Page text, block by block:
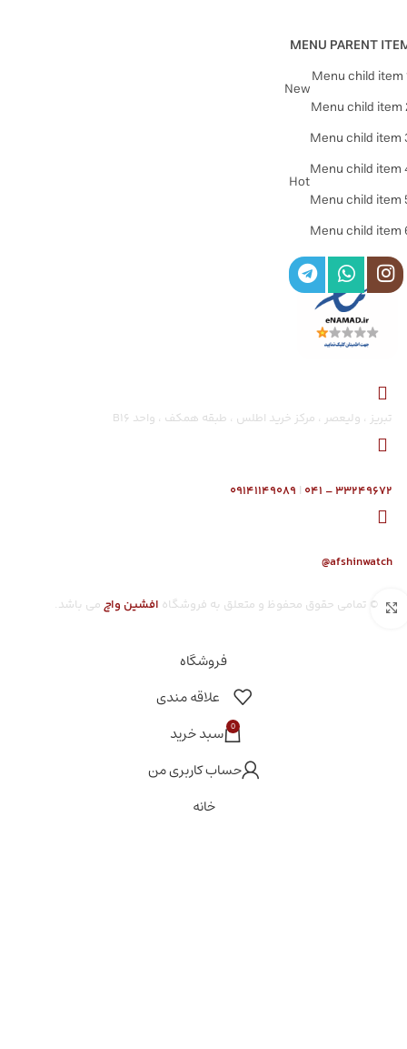
بزرگنمایی تصویر
MENU PARENT
Menu child item
Menu child item
New
Menu child item
Menu child item
Menu child item
Hot
Menu child item
تبریز ، ولیعصر ، مرکز خرید اطلس ، طبقه همکف ، واحد B16
۳۳۲۴۹۶۷۲ – ۰۴۱ | ۰۹۱۴۱۱۴۹۰۸۹
afshinwatch@
© تمامی حقوق محفوظ و متعلق به فروشگاه افشین واچ می باشد.
فروشگاه
علاقه مندی
0 سبد خرید
حساب کاربری من
خانه